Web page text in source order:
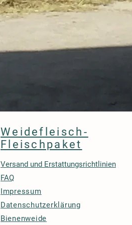
Weidefleisch-
Fleischpaket
Versand und Erstattungsrichtlinien
FAQ
Impressum
Datenschutzerklärung
Bienenweide